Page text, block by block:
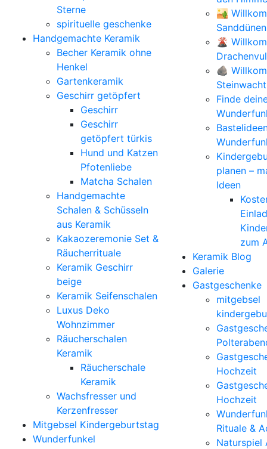
Sterne
spirituelle geschenke
Handgemachte Keramik
Becher Keramik ohne
Henkel
Gartenkeramik
Geschirr getöpfert
Geschirr
Geschirr
getöpfert türkis
Hund und Katzen
Pfotenliebe
Matcha Schalen
Handgemachte
Schalen & Schüsseln
aus Keramik
Kakaozeremonie Set &
Räucherrituale
Keramik Geschirr
beige
Keramik Seifenschalen
Luxus Deko
Wohnzimmer
Räucherschalen
Keramik
Räucherschale
Keramik
Wachsfresser und
Kerzenfresser
Mitgebsel Kindergeburtstag
Wunderfunkel
🏜️
Sanddünen
🌋
🪨
Steinwacht
Finde
planen –
Ideen
zum
Keramik Blog
Galerie
Gastgeschenke
mitgebsel
Hochzeit
Hochzeit
Rituale &
Naturspiel